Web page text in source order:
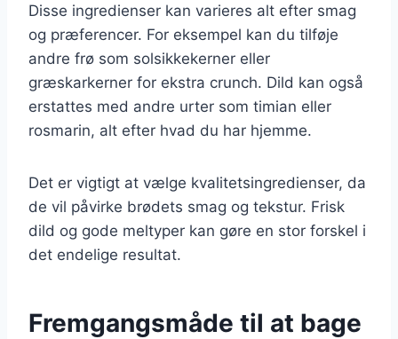
Disse ingredienser kan varieres alt efter smag
og præferencer. For eksempel kan du tilføje
andre frø som solsikkekerner eller
græskarkerner for ekstra crunch. Dild kan også
erstattes med andre urter som timian eller
rosmarin, alt efter hvad du har hjemme.
Det er vigtigt at vælge kvalitetsingredienser, da
de vil påvirke brødets smag og tekstur. Frisk
dild og gode meltyper kan gøre en stor forskel i
det endelige resultat.
Fremgangsmåde til at bage